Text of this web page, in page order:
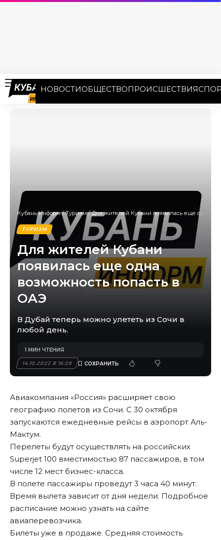
НОВОСТИОБЩЕСТВОПРОИСШЕСТВИЯ
Кубань Информ/Туризм/Для жителей Кубани появилась еще одна возможность попасть в ОАЭ
ТУРИЗМ
Для жителей Кубани
появилась еще одна
возможность попасть в
ОАЭ
В Дубай теперь можно улететь из Сочи в
любой день.
14.10.2022 В 16:28
1 МИН ЧТЕНИЯ
Авиакомпания «Россия» расширяет свою
географию полетов из Сочи. С 30 октября
запускаются ежедневные рейсы в аэропорт Аль-
Мактум.
Перелеты будут осуществлять на российских
Superjet 100 вместимостью 87 пассажиров, в том
числе 12 мест бизнес-класса.
В полете пассажиры проведут 3 часа 40 минут.
Время вылета зависит от дня недели. Подробное
расписание можно узнать на сайте
авиаперевозчика.
Билеты уже в продаже. Средняя стоимость